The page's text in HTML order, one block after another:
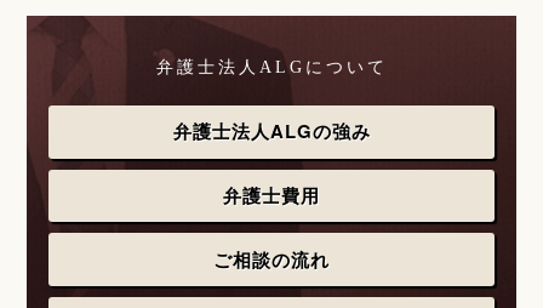
弁護士法人ALGについて
弁護士法人ALGの強み
弁護士費用
ご相談の流れ